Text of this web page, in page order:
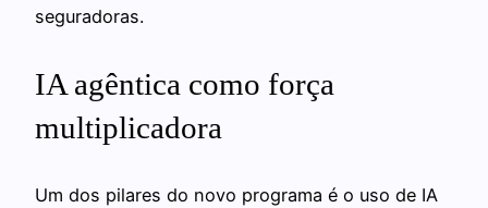
seguradoras.
IA agêntica como força
multiplicadora
Um dos pilares do novo programa é o uso de IA